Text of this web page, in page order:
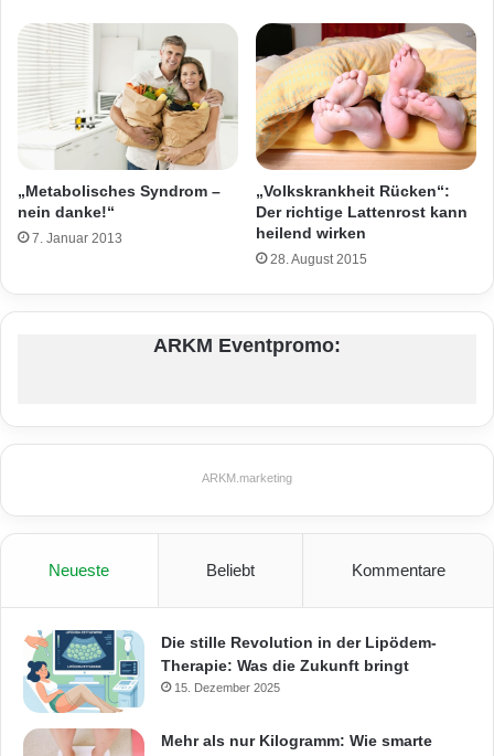
„Metabolisches Syndrom –
nein danke!“
7. Januar 2013
„Volkskrankheit Rücken“:
Der richtige Lattenrost kann
heilend wirken
28. August 2015
ARKM Eventpromo:
ARKM.marketing
Neueste Beliebt Kommentare
Die stille Revolution in der Lipödem-
Therapie: Was die Zukunft bringt
15. Dezember 2025
Mehr als nur Kilogramm: Wie smarte